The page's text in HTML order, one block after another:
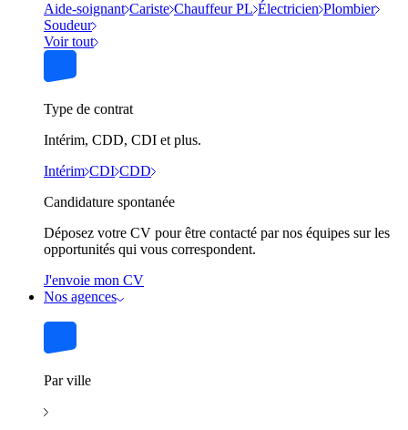
Aide-soignant Cariste Chauffeur PL Électricien Plombier
Soudeur
Voir tout
Type de contrat
Intérim, CDD, CDI et plus.
Intérim CDI CDD
Candidature spontanée
Déposez votre CV pour être contacté par nos équipes sur les
opportunités qui vous correspondent.
J'envoie mon CV
Nos agences
Par ville